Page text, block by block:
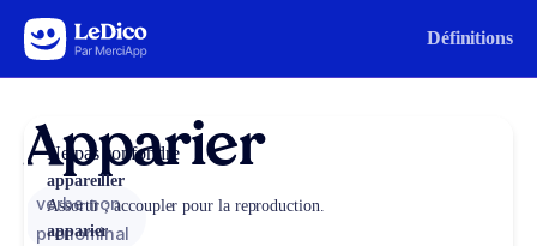
Aller au contenu Définitions
Apparier
verbe non
pronominal
Ne pas confondre
appareiller
Assortir ; accoupler pour la reproduction.
apparier